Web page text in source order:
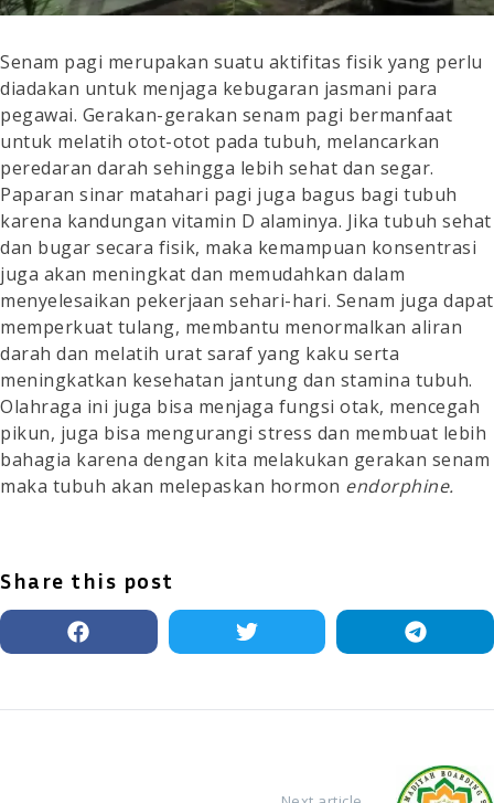
Senam pagi merupakan suatu aktifitas fisik yang perlu
diadakan untuk menjaga kebugaran jasmani para
pegawai. Gerakan-gerakan senam pagi bermanfaat
untuk melatih otot-otot pada tubuh, melancarkan
peredaran darah sehingga lebih sehat dan segar.
Paparan sinar matahari pagi juga bagus bagi tubuh
karena kandungan vitamin D alaminya. Jika tubuh sehat
dan bugar secara fisik, maka kemampuan konsentrasi
juga akan meningkat dan memudahkan dalam
menyelesaikan pekerjaan sehari-hari. Senam juga dapat
memperkuat tulang, membantu menormalkan aliran
darah dan melatih urat saraf yang kaku serta
meningkatkan kesehatan jantung dan stamina tubuh.
Olahraga ini juga bisa menjaga fungsi otak, mencegah
pikun, juga bisa mengurangi stress dan membuat lebih
bahagia karena dengan kita melakukan gerakan senam
maka tubuh akan melepaskan hormon endorphine.
Share this post